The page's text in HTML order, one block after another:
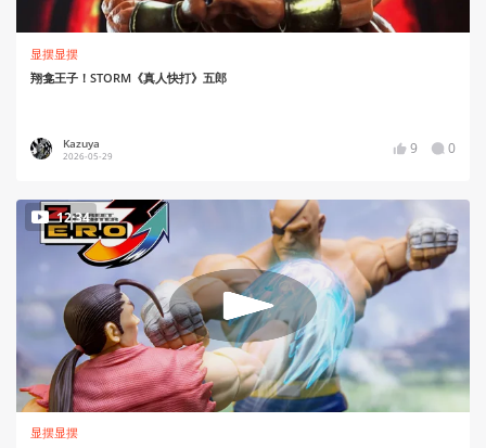
显摆显摆
翔龛王子！STORM《真人快打》五郎
Kazuya
2026-05-29 9 0
12:34
显摆显摆